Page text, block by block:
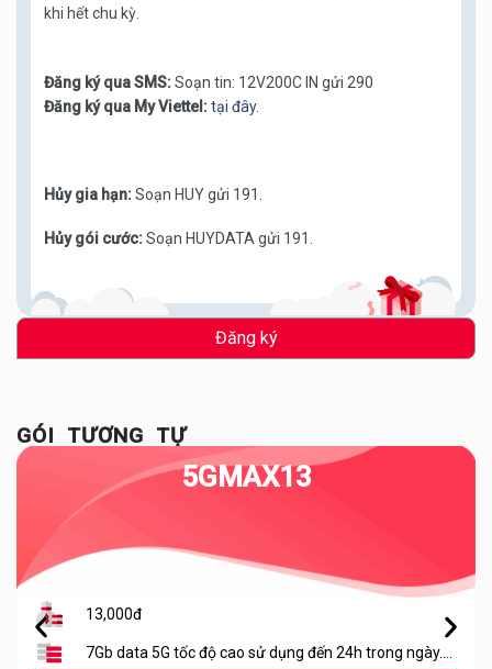
khi hết chu kỳ.
Đăng ký qua SMS:Soạn tin: 12V200C IN gửi 290
Đăng ký qua My Viettel:tại đây.
Hủy gia hạn:Soạn HUY gửi 191.
Hủy gói cước:Soạn HUYDATA gửi 191.
Đăng ký
GÓI TƯƠNG TỰ
5GMAX13
13,000đ
7Gb data 5G tốc độ cao sử dụng đến 24h trong ngày.